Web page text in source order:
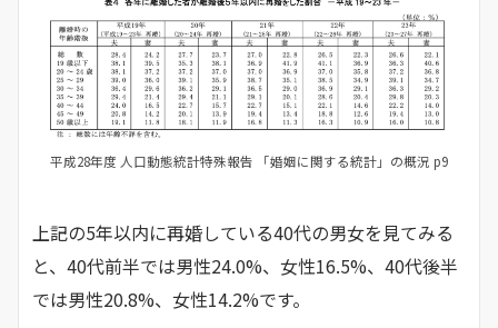
平成28年度 人口動態統計特殊報告 「婚姻に関する統計」の概況 p9
上記の5年以内に再婚している40代の男女を見てみる
と、40代前半では男性24.0%、女性16.5%、40代後半
では男性20.8%、女性14.2%です。